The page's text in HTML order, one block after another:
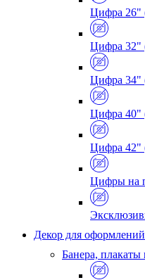
Цифра 26"
Цифра 32"
Цифра 34"
Цифра 40"
Цифра 42"
Цифры на
Декор для оформлений
Банера,